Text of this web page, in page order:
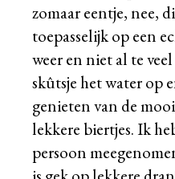
zomaar eentje, nee,
toepasselijk op een
weer en niet al te
skûtsje het water op
genieten van de
lekkere biertjes. Ik
persoon